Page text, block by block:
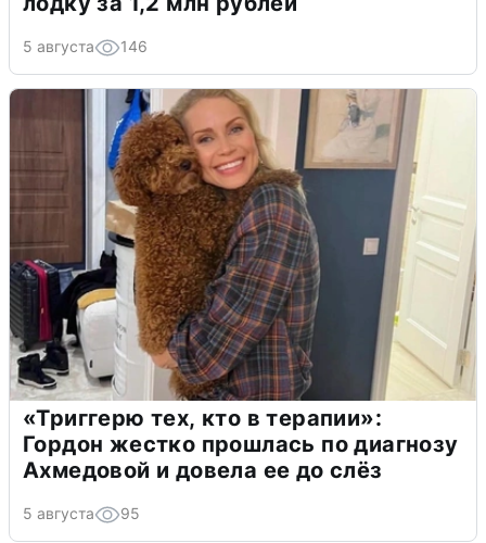
5 августа 146
«Триггерю тех, кто в терапии»:
Гордон жестко прошлась по диагнозу
Ахмедовой и довела ее до слёз
5 августа 95